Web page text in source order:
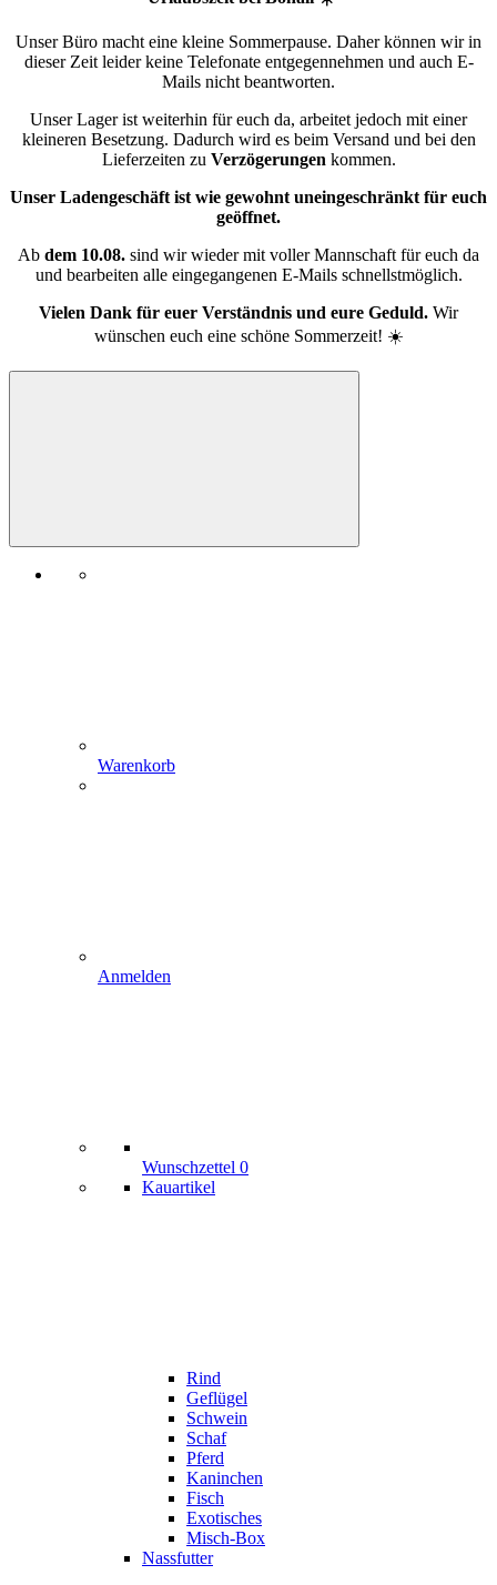
Unser Büro macht eine kleine Sommerpause. Daher können wir in
dieser Zeit leider keine Telefonate entgegennehmen und auch E-
Mails nicht beantworten.
Unser Lager ist weiterhin für euch da, arbeitet jedoch mit einer
kleineren Besetzung. Dadurch wird es beim Versand und bei den
Lieferzeiten zu Verzögerungen kommen.
Unser Ladengeschäft ist wie gewohnt uneingeschränkt für euch
geöffnet.
Ab dem 10.08. sind wir wieder mit voller Mannschaft für euch da
und bearbeiten alle eingegangenen E-Mails schnellstmöglich.
Vielen Dank für euer Verständnis und eure Geduld. Wir
wünschen euch eine schöne Sommerzeit! ☀️
Warenkorb
Anmelden
Wunschzettel 0
Kauartikel
Rind
Geflügel
Schwein
Schaf
Pferd
Kaninchen
Fisch
Exotisches
Misch-Box
Nassfutter